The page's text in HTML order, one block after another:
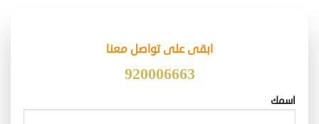
ابقى على تواصل معنا
920006663
اسمك